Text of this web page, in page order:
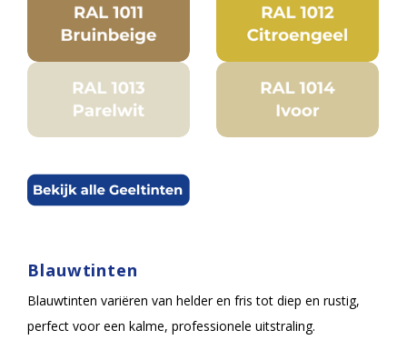
Blauwtinten
Blauwtinten variëren van helder en fris tot diep en rustig,
perfect voor een kalme, professionele uitstraling.